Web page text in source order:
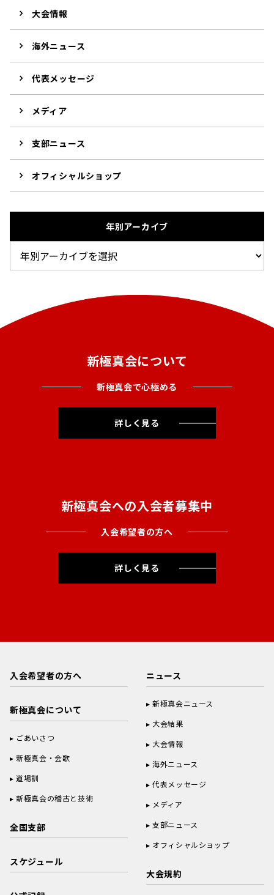
大会情報
海外ニュース
代表メッセージ
メディア
支部ニュース
オフィシャルショップ
年別アーカイブ
新極真会について
新極真会で心極める
詳しく見る
新極真会への入会者募集中
入会希望者の方へ
詳しく見る
入会希望者の方へ
新極真会について
ごあいさつ
新極真会・会歌
道場訓
新極真会の稽古と技術
全国支部
スケジュール
ニュース
新極真会ニュース
大会結果
大会情報
海外ニュース
代表メッセージ
メディア
支部ニュース
オフィシャルショップ
大会規約